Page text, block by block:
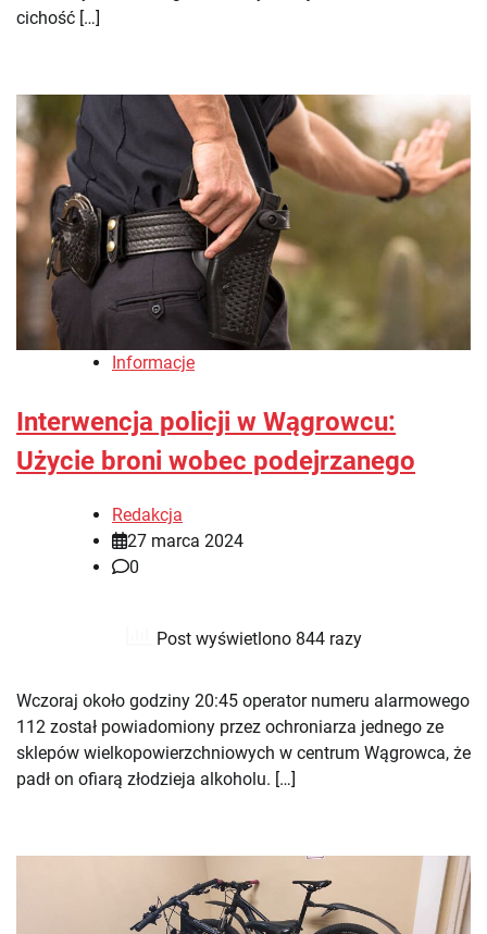
cichość […]
Informacje
Interwencja policji w Wągrowcu:
Użycie broni wobec podejrzanego
Redakcja
27 marca 2024
0
Post wyświetlono 844 razy
Wczoraj około godziny 20:45 operator numeru alarmowego
112 został powiadomiony przez ochroniarza jednego ze
sklepów wielkopowierzchniowych w centrum Wągrowca, że
padł on ofiarą złodzieja alkoholu. […]